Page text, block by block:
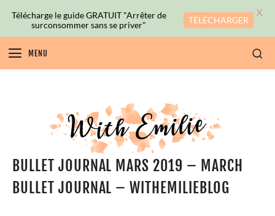
MENU
BULLET JOURNAL MARS 2019 – MARCH
BULLET JOURNAL – WITHEMILIEBLOG
Télécharge le guide GRATUIT "Arrêter de
surconsommer sans se priver"
TÉLÉCHARGER
X